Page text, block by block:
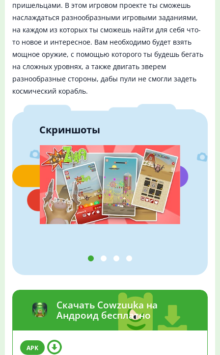
пришельцами. В этом игровом проекте ты сможешь
наслаждаться разнообразными игровыми заданиями,
на каждом из которых ты сможешь найти для себя что-
то новое и интересное. Вам необходимо будет взять
мощное оружие, с помощью которого ты будешь бегать
на сложных уровнях, а также двигать зверем
разнообразные стороны, дабы пули не смогли задеть
космический корабль.
Скриншоты
Скачать Cowzuuka на
Андроид бесплатно